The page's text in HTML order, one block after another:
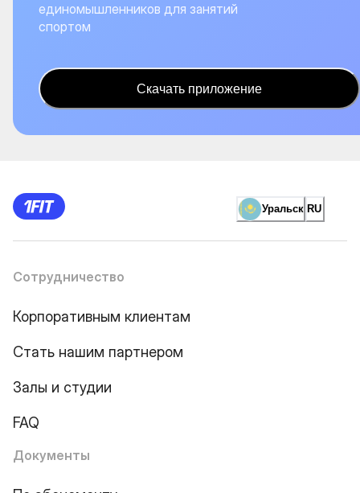
единомышленников для занятий
спортом
Скачать приложение
Уральск RU
Сотрудничество
Корпоративным клиентам
Стать нашим партнером
Залы и студии
FAQ
Документы